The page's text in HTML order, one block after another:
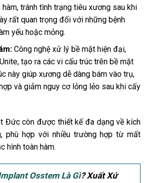
tránh tình trạng tiêu xương sau khi
rất quan trọng đối với những bệnh
yếu hoặc mỏng.
Công nghệ xử lý bề mặt hiện đại,
tạo ra các vi cấu trúc trên bề mặt
này giúp xương dễ dàng bám vào trụ,
và giảm nguy cơ lỏng lẻo sau khi cấy
Đức còn được thiết kế đa dạng về kích
phù hợp với nhiều trường hợp từ mất
hình toàn hàm.
Osstem Là Gì? Xuất Xứ